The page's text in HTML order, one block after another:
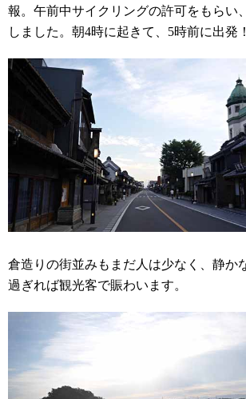
報。午前中サイクリングの許可をもらい
しました。朝4時に起きて、5時前に出発！
倉造りの街並みもまだ人は少なく、静か
過ぎれば観光客で賑わいます。